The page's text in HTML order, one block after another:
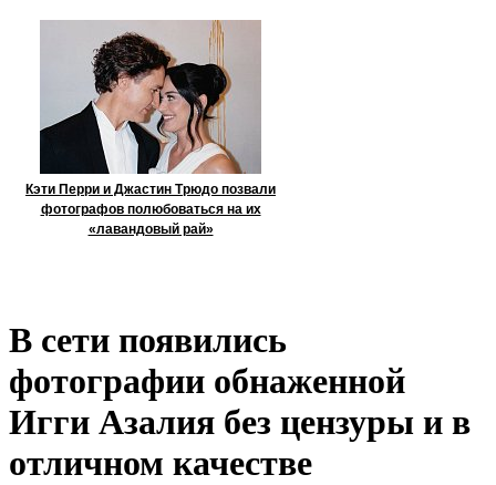
Кэти Перри и Джастин Трюдо позвали
фотографов полюбоваться на их
«лавандовый рай»
В сети появились
фотографии обнаженной
Игги Азалия без цензуры и в
отличном качестве